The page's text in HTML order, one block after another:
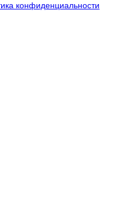
конфиденциальности